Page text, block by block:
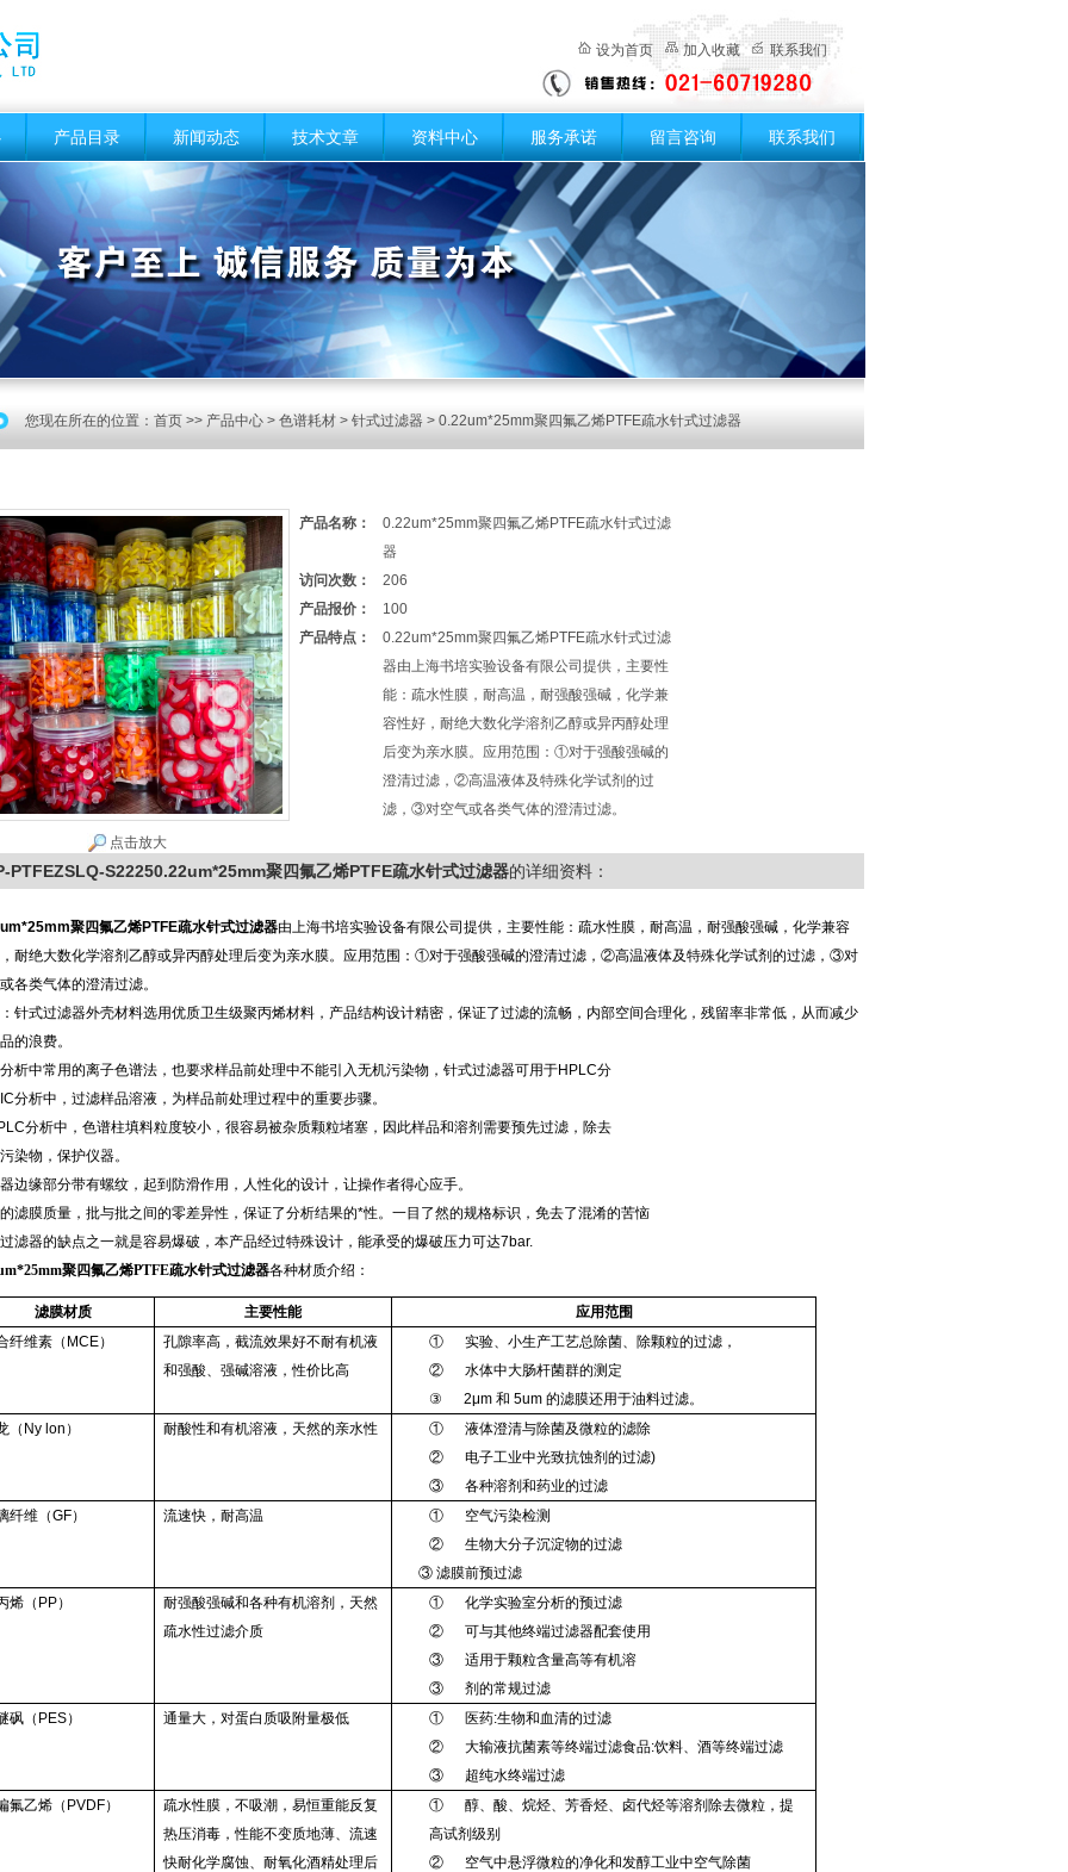
设为首页 加入收藏 联系我们
产品目录 新闻动态 技术文章 资料中心 服务承诺 留言咨询 联系我们
您现在所在的位置： 首页 >> 产品中心 > 色谱耗材 > 针式过滤器 > 0.22um*25mm聚四氟乙烯PTFE疏水针式过滤器
点击放大
产品名称：
0.22um*25mm聚四氟乙烯PTFE疏水针式过滤
器
访问次数：
206
产品报价：
100
产品特点：
0.22um*25mm聚四氟乙烯PTFE疏水针式过滤
器由上海书培实验设备有限公司提供，主要性
能：疏水性膜，耐高温，耐强酸强碱，化学兼
容性好，耐绝大数化学溶剂乙醇或异丙醇处理
后变为亲水膜。应用范围：①对于强酸强碱的
澄清过滤，②高温液体及特殊化学试剂的过
滤，③对空气或各类气体的澄清过滤。
PTFEZSLQ-S22250.22um*25mm聚四氟乙烯PTFE疏水针式过滤器的详细资料：
聚四氟乙烯PTFE疏水针式过滤器由上海书培实验设备有限公司提供，主要性能：疏水性膜，耐高温，耐强酸强碱，化学兼容
耐绝大数化学溶剂乙醇或异丙醇处理后变为亲水膜。应用范围：①对于强酸强碱的澄清过滤，②高温液体及特殊化学试剂的过滤，③对
各类气体的澄清过滤。
针式过滤器外壳材料选用优质卫生级聚丙烯材料，产品结构设计精密，保证了过滤的流畅，内部空间合理化，残留率非常低，从而减少
的浪费。
析中常用的离子色谱法，也要求样品前处理中不能引入无机污染物，针式过滤器可用于HPLC分
分析中，过滤样品溶液，为样品前处理过程中的重要步骤。
分析中，色谱柱填料粒度较小，很容易被杂质颗粒堵塞，因此样品和溶剂需要预先过滤，除去
染物，保护仪器。
边缘部分带有螺纹，起到防滑作用，人性化的设计，让操作者得心应手。
滤膜质量，批与批之间的零差异性，保证了分析结果的*性。一目了然的规格标识，免去了混淆的苦恼
滤器的缺点之一就是容易爆破，本产品经过特殊设计，能承受的爆破压力可达7bar.
聚四氟乙烯PTFE疏水针式过滤器各种材质介绍：
滤膜材质 主要性能
应用范围
纤维素（MCE）
孔隙率高，截流效果好不耐有机液
和强酸、强碱溶液，性价比高
① 实验、小生产工艺总除菌、除颗粒的过滤，
② 水体中大肠杆菌群的测定
③ 2μm 和 5um 的滤膜还用于油料过滤。
（Ny lon）
耐酸性和有机溶液，天然的亲水性
① 液体澄清与除菌及微粒的滤除
② 电子工业中光致抗蚀剂的过滤)
③ 各种溶剂和药业的过滤
纤维（GF）
流速快，耐高温
① 空气污染检测
② 生物大分子沉淀物的过滤
③ 滤膜前预过滤
烯（PP）
耐强酸强碱和各种有机溶剂，天然
疏水性过滤介质
① 化学实验室分析的预过滤
② 可与其他终端过滤器配套使用
③ 适用于颗粒含量高等有机溶
③ 剂的常规过滤
砜（PES）
通量大，对蛋白质吸附量极低
① 医药:生物和血清的过滤
② 大输液抗菌素等终端过滤食品:饮料、酒等终端过滤
③ 超纯水终端过滤
氟乙烯（PVDF）
疏水性膜，不吸潮，易恒重能反复
热压消毒，性能不变质地薄、流速
快耐化学腐蚀、耐氧化酒精处理后
① 醇、酸、烷烃、芳香烃、卤代烃等溶剂除去微粒，提
高试剂级别
② 空气中悬浮微粒的净化和发醇工业中空气除菌